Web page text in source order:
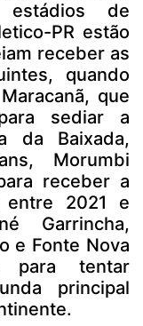
de
PR estão
receber as
quando
que
sediar a
da Baixada,
Morumbi
receber a
entre 2021 e
Garrincha,
e Fonte Nova
para tentar
principal